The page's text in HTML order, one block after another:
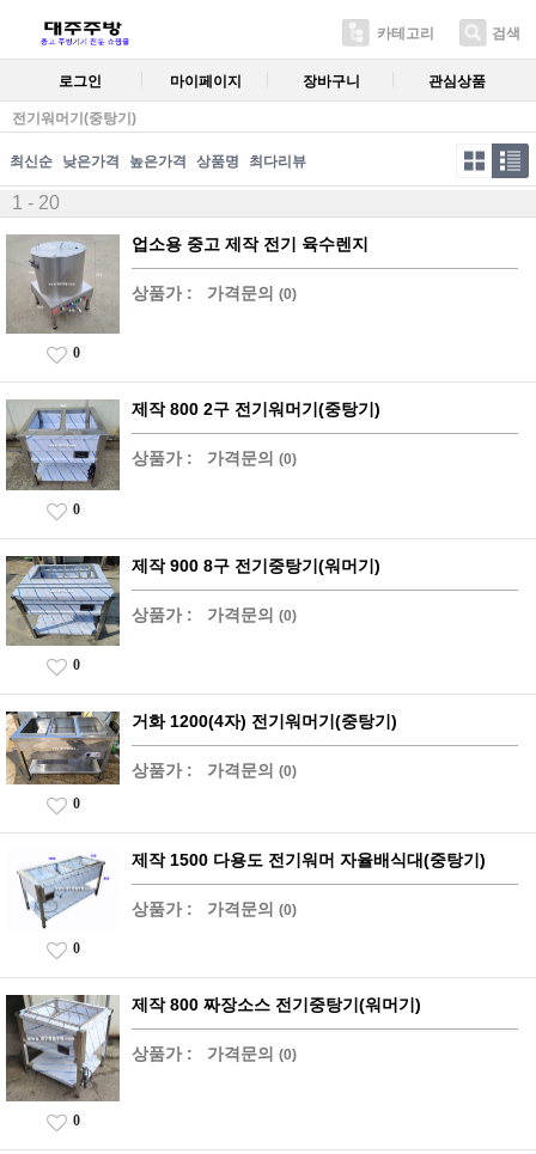
카테고리 검색
로그인 마이페이지 장바구니 관심상품
전기워머기(중탕기)
최신순 낮은가격 높은가격 상품명 최다리뷰
1 - 20
업소용 중고 제작 전기 육수렌지
상품가 : 가격문의 (0)
0
제작 800 2구 전기워머기(중탕기)
상품가 : 가격문의 (0)
0
제작 900 8구 전기중탕기(워머기)
상품가 : 가격문의 (0)
0
거화 1200(4자) 전기워머기(중탕기)
상품가 : 가격문의 (0)
0
제작 1500 다용도 전기워머 자율배식대(중탕기)
상품가 : 가격문의 (0)
0
제작 800 짜장소스 전기중탕기(워머기)
상품가 : 가격문의 (0)
0